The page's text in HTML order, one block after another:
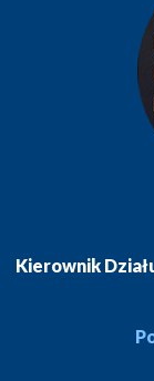
Kierownik